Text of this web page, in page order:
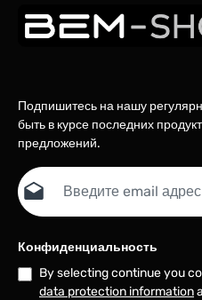
Подпишитесь на нашу
быть в курсе последних
предложений.
Email адрес*
Конфиденциальность
By selecting continue you
data protection information